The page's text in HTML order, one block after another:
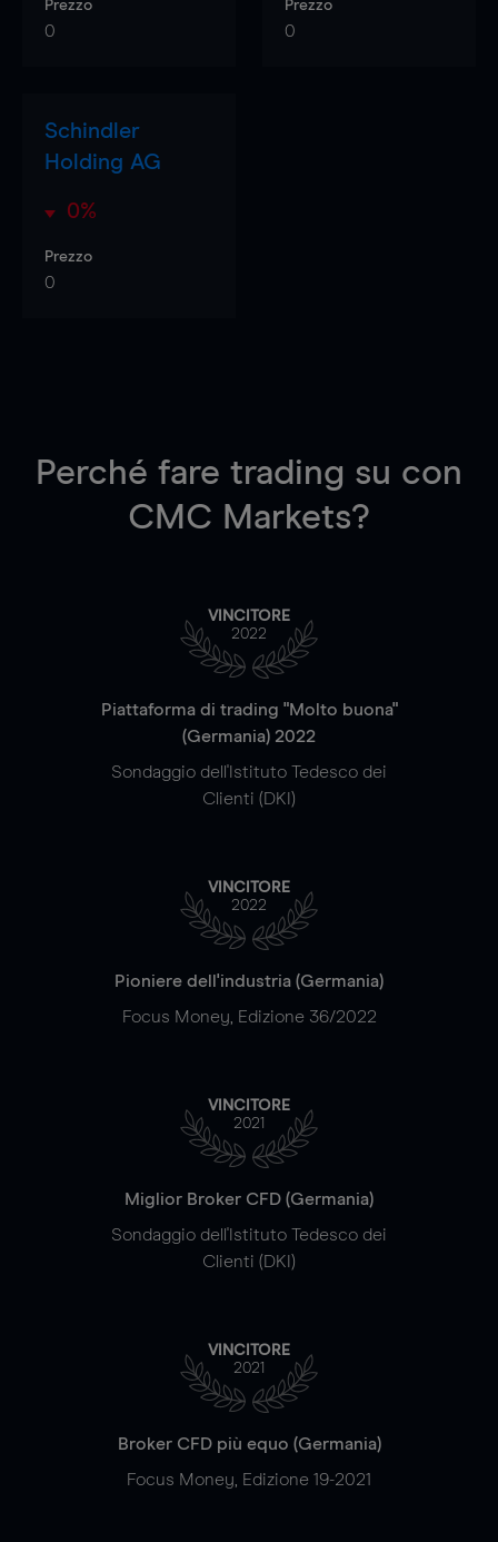
Prezzo
0
Prezzo
0
Schindler
Holding AG
0%
Prezzo
0
Perché fare trading su con
CMC Markets?
VINCITORE
2022
Piattaforma di trading "Molto buona"
(Germania) 2022
Sondaggio dell'Istituto Tedesco dei
Clienti (DKI)
VINCITORE
2022
Pioniere dell'industria (Germania)
Focus Money, Edizione 36/2022
VINCITORE
2021
Miglior Broker CFD (Germania)
Sondaggio dell'Istituto Tedesco dei
Clienti (DKI)
VINCITORE
2021
Broker CFD più equo (Germania)
Focus Money, Edizione 19-2021